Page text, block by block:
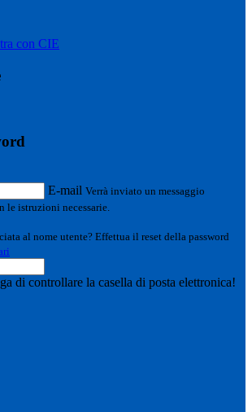
con CIE
E-mail Verrà inviato un messaggio
istruzioni necessarie.
al nome utente? Effettua il reset della password
di controllare la casella di posta elettronica!